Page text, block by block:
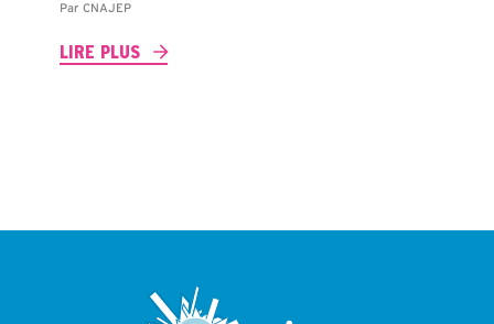
Par CNAJEP
LIRE PLUS